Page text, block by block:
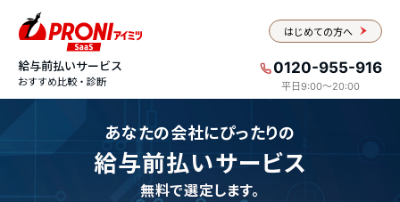
はじめての方へ
給与前払いサービス
おすすめ比較・診断
0120-955-916
平日9:00〜20:00
あなたの会社にぴったりの
給与前払いサービス
無料で選定します。